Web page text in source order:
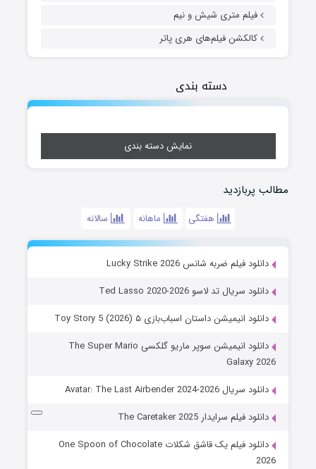
فیلم متری شیش و نیم
کالکشن فیلم‌های هری پاتر
دسته بندی
نمایش دسته بندی
مطالب پربازدید
هفتگی ماهانه سالانه
دانلود فیلم ضربه شانس Lucky Strike 2026
دانلود سریال تد لاسو Ted Lasso 2020-2026
دانلود انیمیشن داستان اسباب‌بازی ۵ Toy Story 5 (2026)
دانلود انیمیشن سوپر ماریو گلکسی The Super Mario
Galaxy 2026
دانلود سریال Avatar: The Last Airbender 2024-2026
دانلود فیلم سرایدار The Caretaker 2025
دانلود فیلم یک قاشق شکلات One Spoon of Chocolate
2026